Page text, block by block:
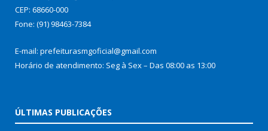
CEP: 68660-000
Fone: (91) 98463-7384
E-mail: prefeiturasmgoficial@gmail.com
Horário de atendimento: Seg à Sex – Das 08:00 as 13:00
ÚLTIMAS PUBLICAÇÕES